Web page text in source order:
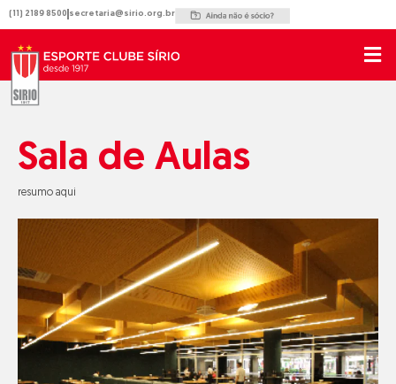
para
conteúdo
(11) 2189 8500 secretaria@sirio.org.br
Sala de Aulas
resumo aqui